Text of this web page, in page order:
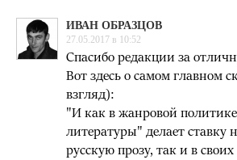
ИВАН ОБРАЗЦОВ
27.05.2017 в 10:52
Спасибо редакции за
Вот здесь о самом главном
взгляд):
"И как в жанровой
литературы" делает ставку
русскую прозу, так и в